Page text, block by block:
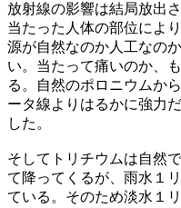
放射線の影響は結局放出
当たった人体の部位によ
源が自然なのか人工なの
い。当たって痛いのか、
る。自然のポロニウムか
ータ線よりはるかに強力
した。
そしてトリチウムは自然
て降ってくるが、雨水１
ている。そのため淡水１